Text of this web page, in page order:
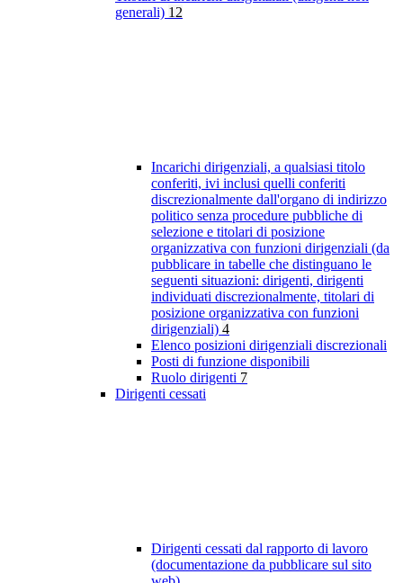
generali) 12
Incarichi dirigenziali, a qualsiasi titolo
conferiti, ivi inclusi quelli conferiti
discrezionalmente dall'organo di indirizzo
politico senza procedure pubbliche di
selezione e titolari di posizione
organizzativa con funzioni dirigenziali (da
pubblicare in tabelle che distinguano le
seguenti situazioni: dirigenti, dirigenti
individuati discrezionalmente, titolari di
posizione organizzativa con funzioni
dirigenziali) 4
Elenco posizioni dirigenziali discrezionali
Posti di funzione disponibili
Ruolo dirigenti 7
Dirigenti cessati
Dirigenti cessati dal rapporto di lavoro
(documentazione da pubblicare sul sito